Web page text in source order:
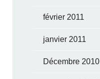
février 2011
janvier 2011
Décembre 2010